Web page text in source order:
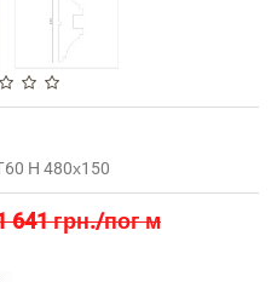
Н 480х150
641 грн./пог м